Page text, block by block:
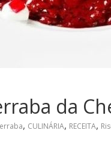
da
, CULINÁRIA, RECEITA,